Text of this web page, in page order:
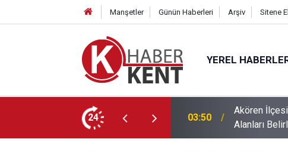
Manşetler Günün Haberleri Arşiv Sitene
YEREL
24
Ortaya Konulacak, Öncelikli Yatırım
21:20 Başkan